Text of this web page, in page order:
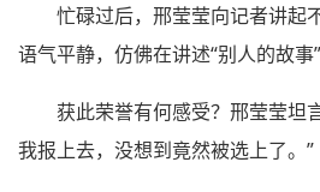
忙碌过后，邢莹莹向记者讲起
语气平静，仿佛在讲述“别人的故事”
获此荣誉有何感受？邢莹莹坦
我报上去，没想到竟然被选上了。”